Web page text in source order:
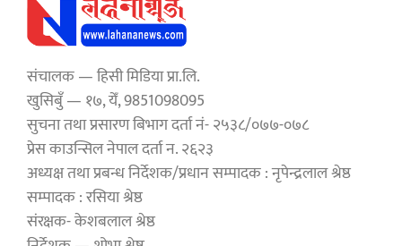
संचालक — हिसी मिडिया प्रा.लि.
खुसिबुँ — १७, येँ, 9851098095
सुचना तथा प्रसारण बिभाग दर्ता नं- २५३८/०७७-०७८
प्रेस काउन्सिल नेपाल दर्ता न. २६२३
अध्यक्ष तथा प्रबन्ध निर्देशक/प्रधान सम्पादक : नृपेन्द्रलाल श्रेष्ठ
सम्पादक : रसिया श्रेष्ठ
संरक्षक- केशबलाल श्रेष्ठ